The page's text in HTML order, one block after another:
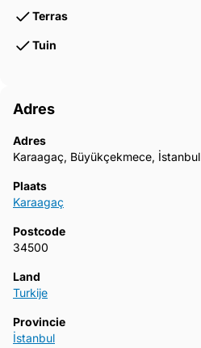
Terras
Tuin
Adres
Adres
Karaagaç, Büyükçekmece, İstanbul
Plaats
Karaagaç
Postcode
34500
Land
Turkije
Provincie
İstanbul